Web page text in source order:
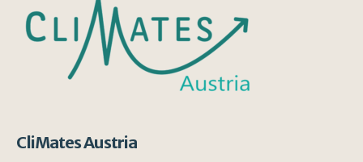
CliMates Austria